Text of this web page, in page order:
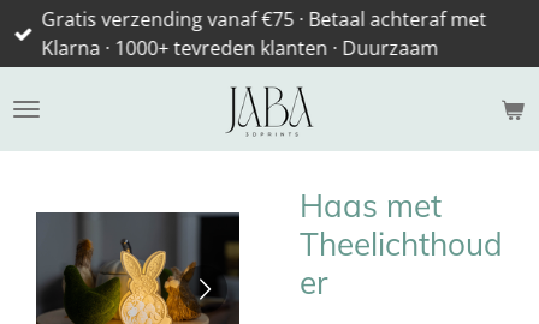
Ga
direct
de
Gratis verzending vanaf €75 · Betaal achteraf met
Klarna · 1000+ tevreden klanten · Duurzaam
Haas met
Theelichthoud
er